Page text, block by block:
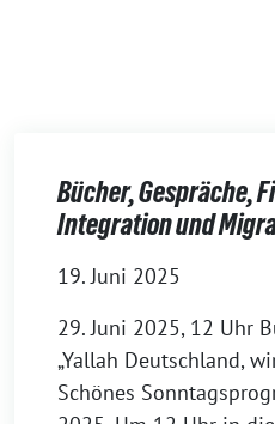
Bücher, Gespräche,
Integration und
19. Juni 2025
29. Juni 2025, 12 Uhr
„Yallah Deutschland,
Schönes